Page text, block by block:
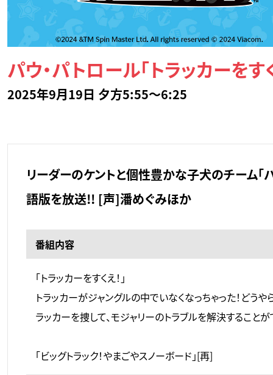
パウ・パトロール「トラッカーをす
2025年9月19日 夕方5:55～6:25
リーダーのケントと個性豊かな子犬のチーム「
語版を放送!! [声]潘めぐみほか
番組内容
「トラッカーをすくえ！」
トラッカーがジャングルの中でいなくなっちゃった！どう
ラッカーを捜して、モジャリーのトラブルを解決すること
「ビッグトラック！やまごやスノーボード」[再]